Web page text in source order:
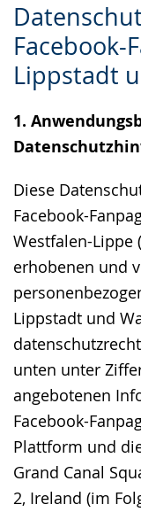
Facebook-
Lippstadt
1.
Diese
Facebook-
Westfalen-Lippe
erhobenen und
Lippstadt und
unten unter
angebotenen
Facebook-
Plattform und
Grand Canal
2, Ireland (im
Leichten
Sprache
wechseln.
Audio-
Unterstützung.
Video
in
Deutscher
wird
angezeigt.